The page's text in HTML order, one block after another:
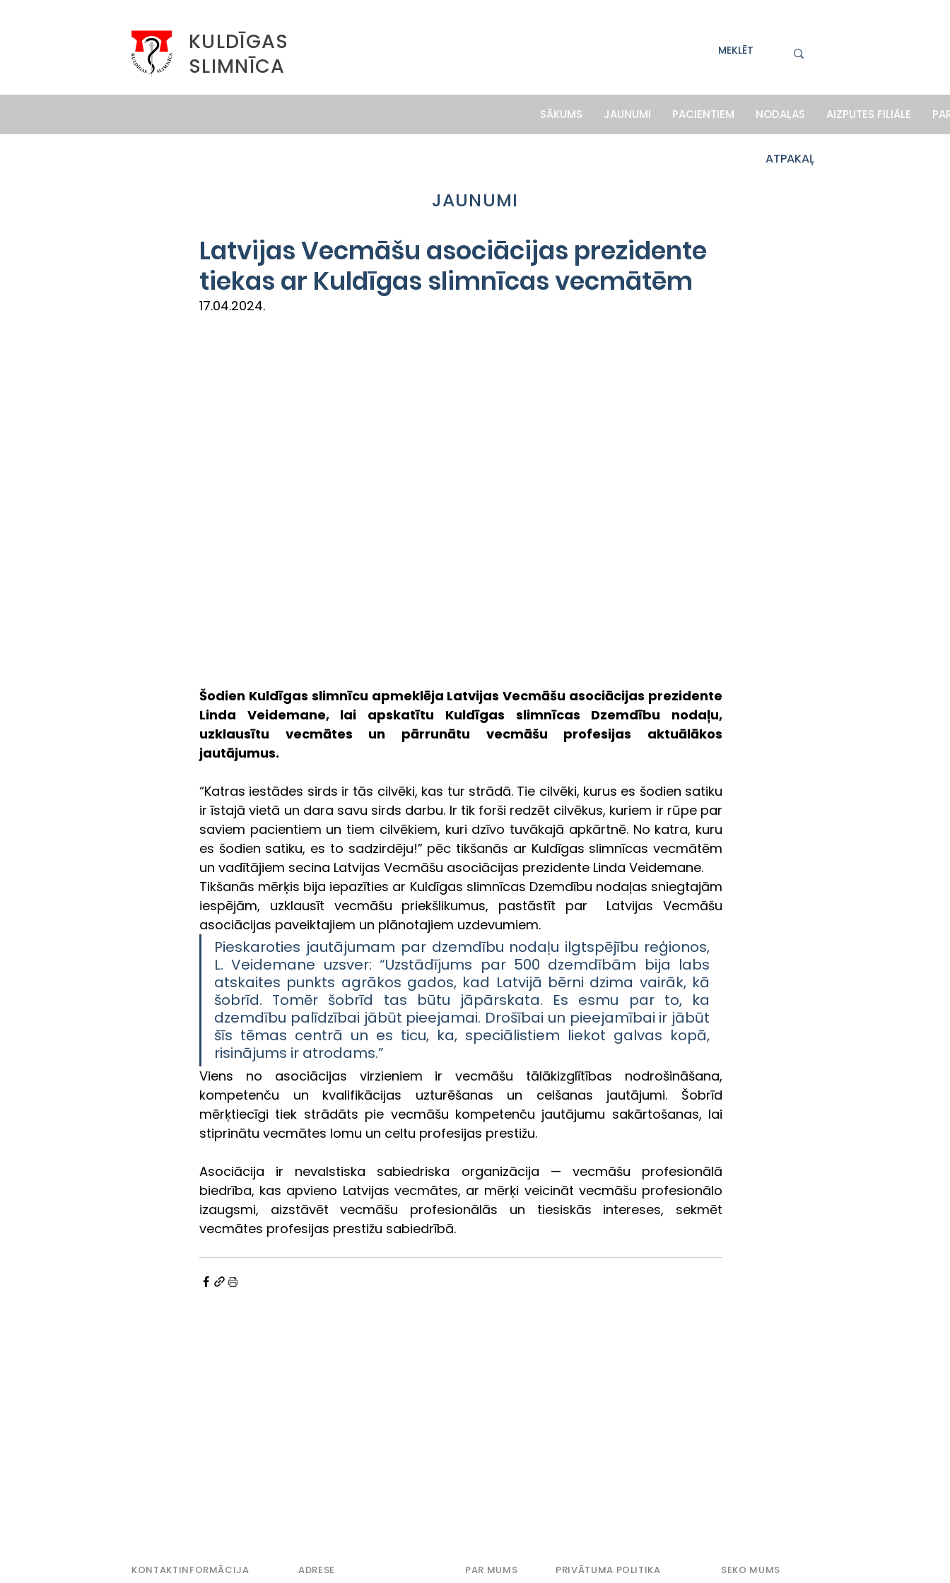
KULDĪGAS
SLIMNĪCA
SĀKUMS JAUNUMI PACIENTIEM NODAĻAS AIZPUTES FILIĀLE
ATPAKAĻ
JAUNUMI
Latvijas Vecmāšu asociācijas prezidente
tiekas ar Kuldīgas slimnīcas vecmātēm
17.04.2024.
Šodien Kuldīgas slimnīcu apmeklēja Latvijas Vecmāšu asociācijas prezidente
Linda Veidemane, lai apskatītu Kuldīgas slimnīcas Dzemdību nodaļu,
uzklausītu vecmātes un pārrunātu vecmāšu profesijas aktuālākos
jautājumus.
“Katras iestādes sirds ir tās cilvēki, kas tur strādā. Tie cilvēki, kurus es šodien satiku
ir īstajā vietā un dara savu sirds darbu. Ir tik forši redzēt cilvēkus, kuriem ir rūpe par
saviem pacientiem un tiem cilvēkiem, kuri dzīvo tuvākajā apkārtnē. No katra, kuru
es šodien satiku, es to sadzirdēju!” pēc tikšanās ar Kuldīgas slimnīcas vecmātēm
un vadītājiem secina Latvijas Vecmāšu asociācijas prezidente Linda Veidemane.
Tikšanās mērķis bija iepazīties ar Kuldīgas slimnīcas Dzemdību nodaļas sniegtajām
iespējām, uzklausīt vecmāšu priekšlikumus, pastāstīt par  Latvijas Vecmāšu
asociācijas paveiktajiem un plānotajiem uzdevumiem.
Pieskaroties jautājumam par dzemdību nodaļu ilgtspējību reģionos,
L. Veidemane uzsver: “Uzstādījums par 500 dzemdībām bija labs
atskaites punkts agrākos gados, kad Latvijā bērni dzima vairāk, kā
šobrīd. Tomēr šobrīd tas būtu jāpārskata. Es esmu par to, ka
dzemdību palīdzībai jābūt pieejamai. Drošībai un pieejamībai ir jābūt
šīs tēmas centrā un es ticu, ka, speciālistiem liekot galvas kopā,
risinājums ir atrodams.”
Viens no asociācijas virzieniem ir vecmāšu tālākizglītības nodrošināšana,
kompetenču un kvalifikācijas uzturēšanas un celšanas jautājumi. Šobrīd
mērķtiecīgi tiek strādāts pie vecmāšu kompetenču jautājumu sakārtošanas, lai
stiprinātu vecmātes lomu un celtu profesijas prestižu.
Asociācija ir nevalstiska sabiedriska organizācija — vecmāšu profesionālā
biedrība, kas apvieno Latvijas vecmātes, ar mērķi veicināt vecmāšu profesionālo
izaugsmi, aizstāvēt vecmāšu profesionālās un tiesiskās intereses, sekmēt
vecmātes profesijas prestižu sabiedrībā.
KONTAKTINFORMĀCIJA
ADRESE
PAR MUMS
PRIVĀTUMA POLITIKA
SEKO MUMS